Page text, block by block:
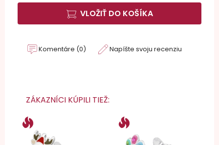
VLOŽIŤ DO KOŠÍKA
Komentáre (0) Napíšte svoju recenziu
ZÁKAZNÍCI KÚPILI TIEŽ: